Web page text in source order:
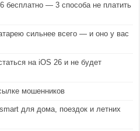
— 3 способа не платить
сильнее всего — и оно у вас
на iOS 26 и не будет
мошенников
для дома, поездок и летних